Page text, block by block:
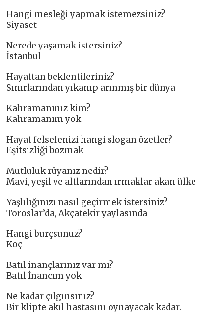
Hangi mesleği yapmak istemezsiniz?
Siyaset
Nerede yaşamak istersiniz?
İstanbul
Hayattan beklentileriniz?
Sınırlarından yıkanıp arınmış bir dünya
Kahramanınız kim?
Kahramanım yok
Hayat felsefenizi hangi slogan özetler?
Eşitsizliği bozmak
Mutluluk rüyanız nedir?
Mavi, yeşil ve altlarından ırmaklar akan ülke
Yaşlılığınızı nasıl geçirmek istersiniz?
Toroslar’da, Akçatekir yaylasında
Hangi burçsunuz?
Koç
Batıl inançlarınız var mı?
Batıl İnancım yok
Ne kadar çılgınsınız?
Bir klipte akıl hastasını oynayacak kadar.